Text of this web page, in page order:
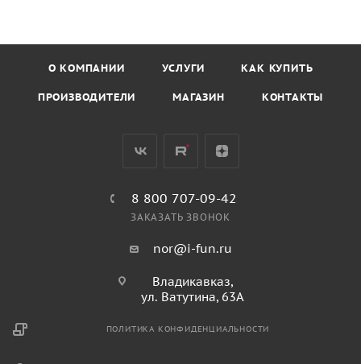
О КОМПАНИИ УСЛУГИ КАК КУПИТЬ
ПРОИЗВОДИТЕЛИ МАГАЗИН КОНТАКТЫ
8 800 707-09-42
ЗАКАЗАТЬ ЗВОНОК
nor@i-fun.ru
Владикавказ,
ул. Ватутина, 63А
ПОЛИТИКА КОНФИДЕНЦИАЛЬНОСТИ